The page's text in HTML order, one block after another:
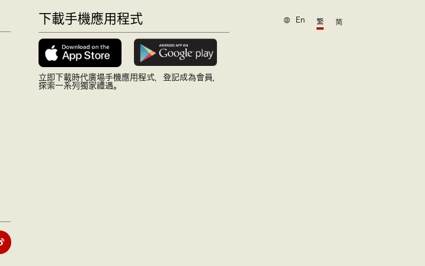
下載手機應用程式
立即下載時代廣場手機應用程式，登記成為會員，
探索一系列獨家禮遇。
En 繁 简